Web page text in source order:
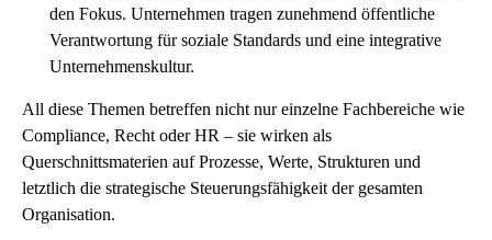
den Fokus. Unternehmen tragen zunehmend öffentliche
Verantwortung für soziale Standards und eine integrative
Unternehmenskultur.
All diese Themen betreffen nicht nur einzelne Fachbereiche wie
Compliance, Recht oder HR – sie wirken als
Querschnittsmaterien auf Prozesse, Werte, Strukturen und
letztlich die strategische Steuerungsfähigkeit der gesamten
Organisation.